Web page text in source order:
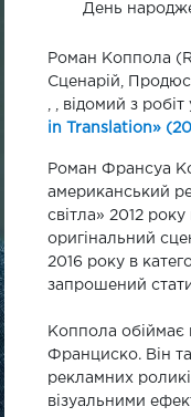
День
Роман Коппола
Сценарій,
, , відомий з
in Translation»
Роман Франсуа
американський
світла» 2012
оригінальний
2016 року в
Коппола обіймає
Франциско. Він
рекламних
візуальними